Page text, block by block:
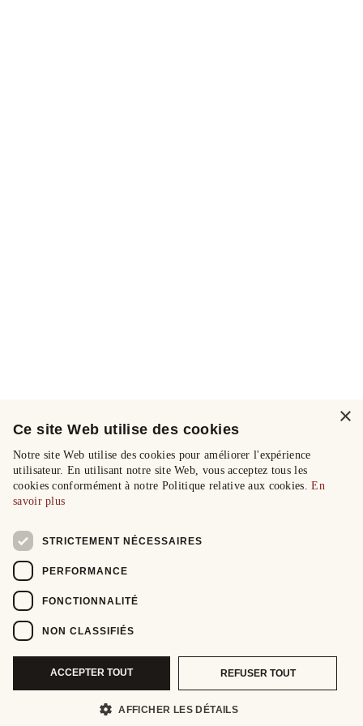
×
Ce site Web utilise des cookies
Notre site Web utilise des cookies pour améliorer l'expérience
utilisateur. En utilisant notre site Web, vous acceptez tous les
cookies conformément à notre Politique relative aux cookies.En
savoir plus
STRICTEMENT NÉCESSAIRES
PERFORMANCE
FONCTIONNALITÉ
NON CLASSIFIÉS
ACCEPTER TOUT REFUSER TOUT
AFFICHER LES DÉTAILS